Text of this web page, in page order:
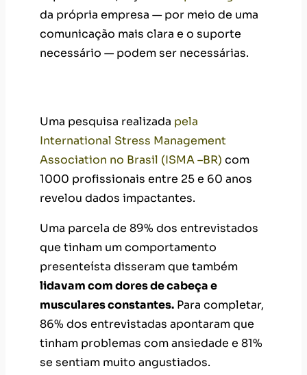
da própria empresa — por meio de uma
comunicação mais clara e o suporte
necessário — podem ser necessárias.
Uma pesquisa realizada pela
International Stress Management
Association no Brasil (ISMA –BR) com
1000 profissionais entre 25 e 60 anos
revelou dados impactantes.
Uma parcela de 89% dos entrevistados
que tinham um comportamento
presenteísta disseram que também
lidavam com dores de cabeça e
musculares constantes. Para completar,
86% dos entrevistadas apontaram que
tinham problemas com ansiedade e 81%
se sentiam muito angustiados.